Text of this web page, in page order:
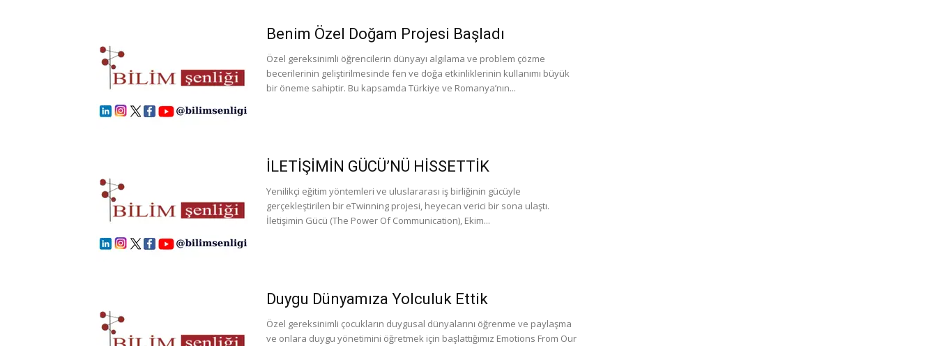
Benim Özel Doğam Projesi Başladı
Özel gereksinimli öğrencilerin dünyayı algılama ve problem çözme
becerilerinin geliştirilmesinde fen ve doğa etkinliklerinin kullanımı büyük
bir öneme sahiptir. Bu kapsamda Türkiye ve Romanya’nın...
İLETİŞİMİN GÜCÜ’NÜ HİSSETTİK
Yenilikçi eğitim yöntemleri ve uluslararası iş birliğinin gücüyle
gerçekleştirilen bir eTwinning projesi, heyecan verici bir sona ulaştı.
İletişimin Gücü (The Power Of Communication), Ekim...
Duygu Dünyamıza Yolculuk Ettik
Özel gereksinimli çocukların duygusal dünyalarını öğrenme ve paylaşma
ve onlara duygu yönetimini öğretmek için başlattığımız Emotions From Our